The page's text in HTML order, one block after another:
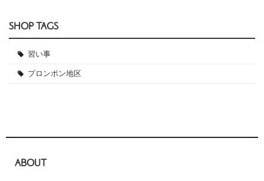
SHOP TAGS
習い事
プロンポン地区
ABOUT